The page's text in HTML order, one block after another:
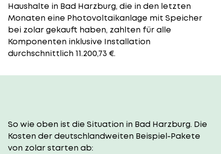
Haushalte in Bad Harzburg, die in den letzten
Monaten eine Photovoltaikanlage mit Speicher
bei zolar gekauft haben, zahlten für alle
Komponenten inklusive Installation
durchschnittlich 11.200,73 €.
So wie oben ist die Situation in Bad Harzburg. Die
Kosten der deutschlandweiten Beispiel-Pakete
von zolar starten ab: